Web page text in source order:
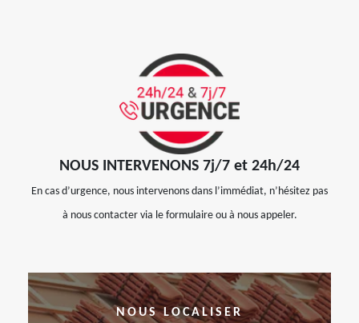
NOUS INTERVENONS 7j/7 et 24h/24
En cas d’urgence, nous intervenons dans l’immédiat, n’hésitez pas
à nous contacter via le formulaire ou à nous appeler.
NOUS LOCALISER